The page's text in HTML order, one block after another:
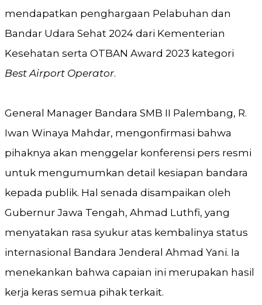
mendapatkan penghargaan Pelabuhan dan
Bandar Udara Sehat 2024 dari Kementerian
Kesehatan serta OTBAN Award 2023 kategori
Best Airport Operator.
General Manager Bandara SMB II Palembang, R.
Iwan Winaya Mahdar, mengonfirmasi bahwa
pihaknya akan menggelar konferensi pers resmi
untuk mengumumkan detail kesiapan bandara
kepada publik. Hal senada disampaikan oleh
Gubernur Jawa Tengah, Ahmad Luthfi, yang
menyatakan rasa syukur atas kembalinya status
internasional Bandara Jenderal Ahmad Yani. Ia
menekankan bahwa capaian ini merupakan hasil
kerja keras semua pihak terkait.